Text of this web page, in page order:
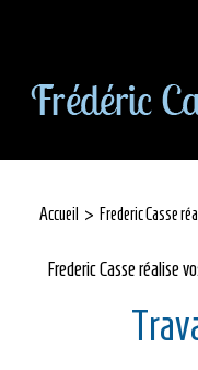
Accueil Frederic Casse
Frederic Casse réalise